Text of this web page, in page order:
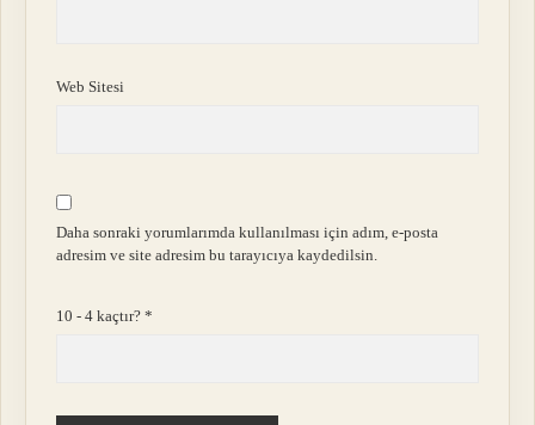
Web Sitesi
Daha sonraki yorumlarımda kullanılması için adım, e-posta
adresim ve site adresim bu tarayıcıya kaydedilsin.
10 - 4 kaçtır?*